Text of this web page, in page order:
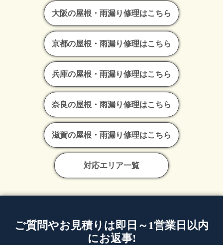
大阪の屋根・雨漏り修理はこちら
京都の屋根・雨漏り修理はこちら
兵庫の屋根・雨漏り修理はこちら
奈良の屋根・雨漏り修理はこちら
滋賀の屋根・雨漏り修理はこちら
対応エリア一覧
ご質問やお見積りは即日～1営業日以内
にお返事!